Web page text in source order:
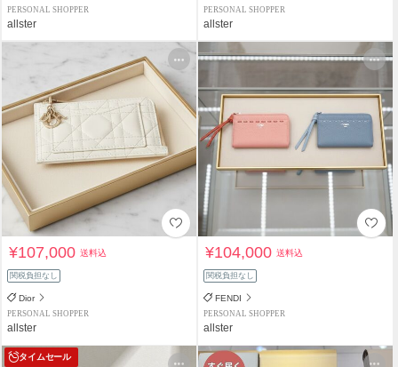
PERSONAL SHOPPER
allster
PERSONAL SHOPPER
allster
¥107,000送料込
関税負担なし
Dior
PERSONAL SHOPPER
allster
¥104,000送料込
関税負担なし
FENDI
PERSONAL SHOPPER
allster
タイムセール